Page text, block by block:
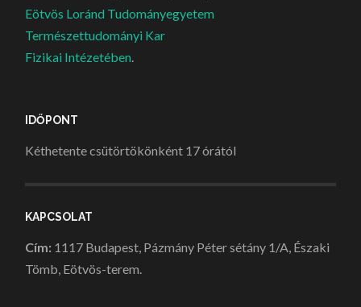
Eötvös Loránd Tudományegyetem
Természettudományi Kar
Fizikai Intézetében.
IDŐPONT
Kéthetente csütörtökönként 17 órától
KAPCSOLAT
Cím: 1117 Budapest, Pázmány Péter sétány 1/A, Északi
Tömb, Eötvös-terem.